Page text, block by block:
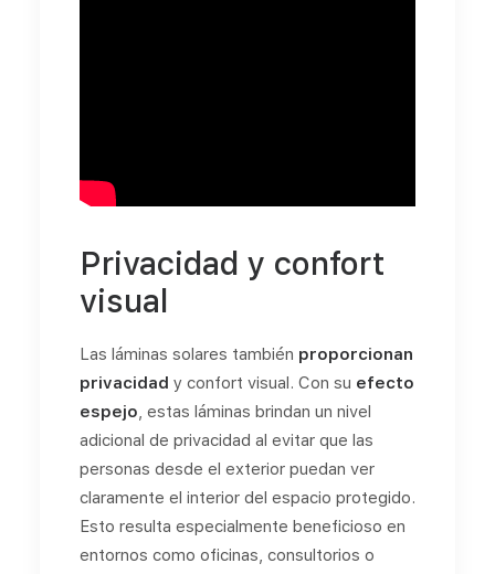
Privacidad y confort
visual
Las láminas solares también proporcionan
privacidad y confort visual. Con su efecto
espejo, estas láminas brindan un nivel
adicional de privacidad al evitar que las
personas desde el exterior puedan ver
claramente el interior del espacio protegido.
Esto resulta especialmente beneficioso en
entornos como oficinas, consultorios o